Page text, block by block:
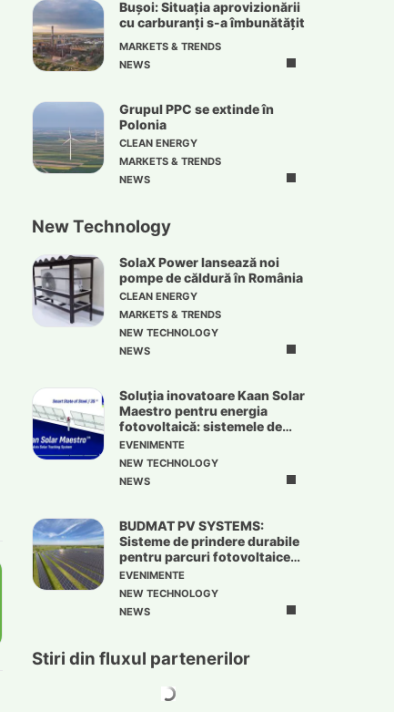
Bușoi: Situația aprovizionării
cu carburanți s-a îmbunătățit
MARKETS & TRENDS
NEWS
Grupul PPC se extinde în
Polonia
CLEAN ENERGY
MARKETS & TRENDS
NEWS
New Technology
SolaX Power lansează noi
pompe de căldură în România
CLEAN ENERGY
MARKETS & TRENDS
NEW TECHNOLOGY
NEWS
Soluția inovatoare Kaan Solar
Maestro pentru energia
fotovoltaică: sistemele de
urmărire solară
EVENIMENTE
NEW TECHNOLOGY
NEWS
BUDMAT PV SYSTEMS:
Sisteme de prindere durabile
pentru parcuri fotovoltaice
de mari dimensiuni
EVENIMENTE
NEW TECHNOLOGY
NEWS
Stiri din fluxul partenerilor